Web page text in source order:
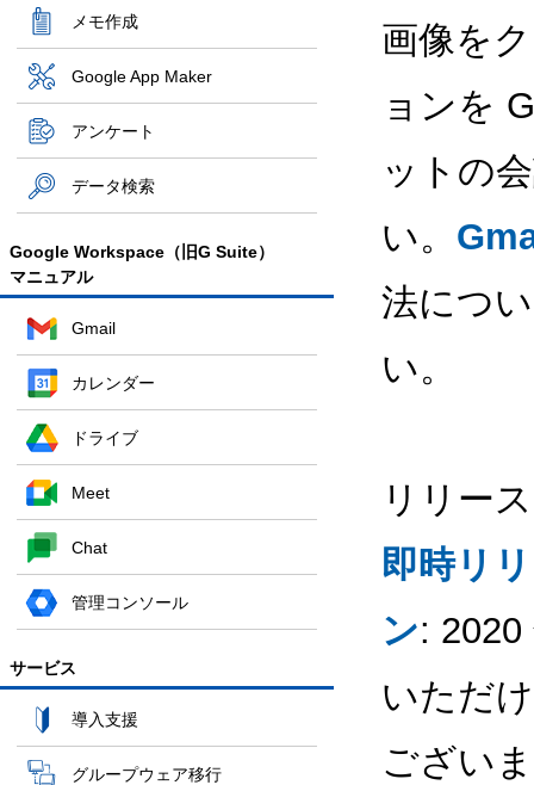
メモ作成
Google App Maker
アンケート
データ検索
Google Workspace（旧G Suite）
マニュアル
Gmail
カレンダー
ドライブ
Meet
Chat
管理コンソール
サービス
導入支援
グループウェア移行
画像を
ョンを
ットの
い。
法につ
い。
リリー
即時リ
ン:
いただ
ござい